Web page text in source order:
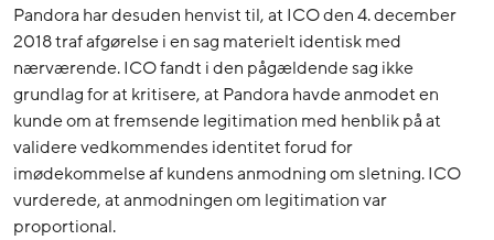
Pandora har desuden henvist til, at ICO den 4. december
2018 traf afgørelse i en sag materielt identisk med
nærværende. ICO fandt i den pågældende sag ikke
grundlag for at kritisere, at Pandora havde anmodet en
kunde om at fremsende legitimation med henblik på at
validere vedkommendes identitet forud for
imødekommelse af kundens anmodning om sletning. ICO
vurderede, at anmodningen om legitimation var
proportional.